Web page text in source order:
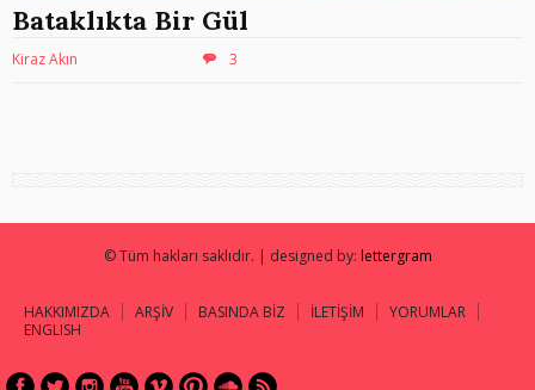
Bataklıkta Bir Gül
Kiraz Akın 3
© Tüm hakları saklıdır. | designed by: lettergram
HAKKIMIZDA ARŞİV BASINDA BİZ İLETİŞİM
YORUMLAR
ENGLISH